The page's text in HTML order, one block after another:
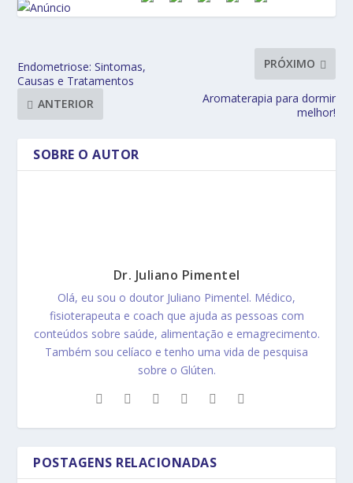
Endometriose: Sintomas,
Causas e Tratamentos
ANTERIOR
PRÓXIMO
Aromaterapia para dormir
melhor!
SOBRE O AUTOR
Dr. Juliano Pimentel
Olá, eu sou o doutor Juliano Pimentel. Médico,
fisioterapeuta e coach que ajuda as pessoas com
conteúdos sobre saúde, alimentação e emagrecimento.
Também sou celíaco e tenho uma vida de pesquisa
sobre o Glúten.
POSTAGENS RELACIONADAS